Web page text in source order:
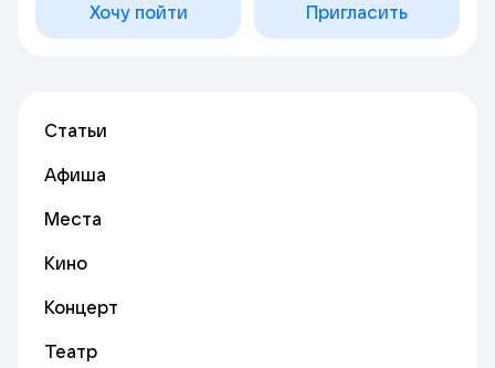
Хочу пойти Пригласить
Статьи
Афиша
Места
Кино
Концерт
Театр